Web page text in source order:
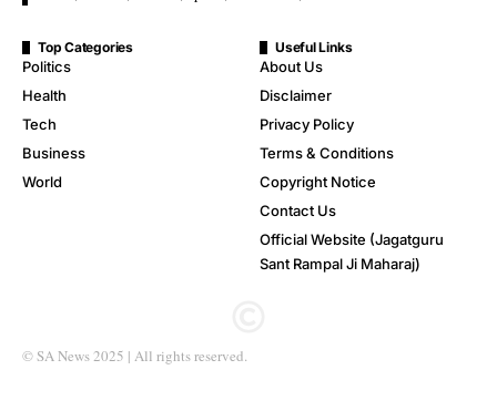
Top Categories
Politics
Health
Tech
Business
World
Useful Links
About Us
Disclaimer
Privacy Policy
Terms & Conditions
Copyright Notice
Contact Us
Official Website (Jagatguru
Sant Rampal Ji Maharaj)
© SA News 2025 | All rights reserved.